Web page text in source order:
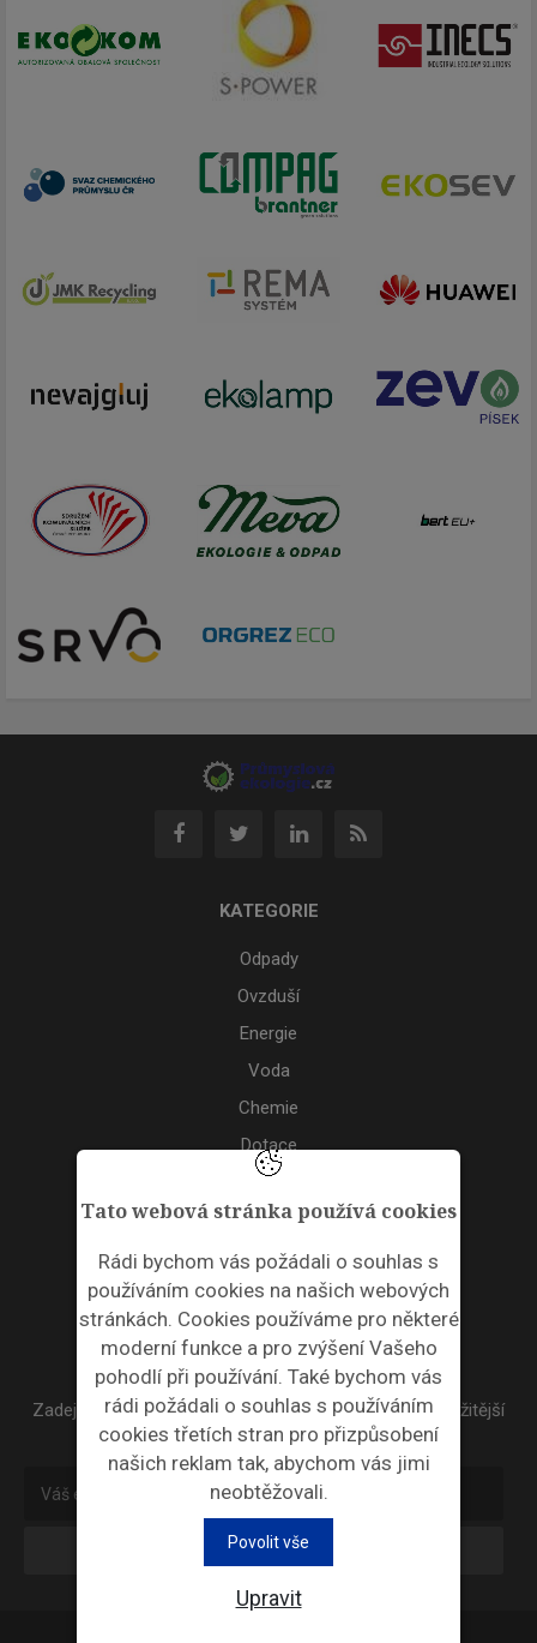
Tato webová stránka používá cookies
Rádi bychom vás požádali o souhlas s
používáním cookies na našich webových
stránkách. Cookies používáme pro některé
moderní funkce a pro zvýšení Vašeho
pohodlí při používání. Také bychom vás
rádi požádali o souhlas s používáním
cookies třetích stran pro přizpůsobení
našich reklam tak, abychom vás jimi
neobtěžovali.
Povolit vše
Upravit
KATEGORIE
Odpady
Ovzduší
Energie
Voda
Chemie
Dotace
Akce
ODPADNÍ PLASTY
NEWSLETTER
Zadejte váš email a my Vám budeme zasílat ty nejdůležitější
informace, maximálně 1x týdně.
Odebírat